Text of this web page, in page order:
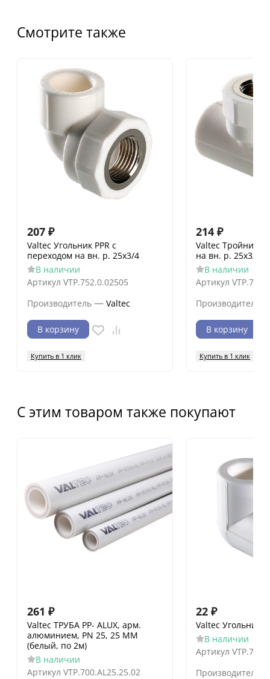
Смотрите также
207 ₽
Valtec Угольник PPR с
переходом на вн. р. 25х3/4
В наличии
Артикул VTP.752.0.02505
Производитель — Valtec
В корзину
Купить в 1 клик
214 ₽
Valtec Тройник
на вн. р. 25х3/4
В наличии
Артикул
Производитель
В корзину
Купить в 1 клик
С этим товаром также покупают
261 ₽
Valtec ТРУБА PP- ALUX, арм.
алюминием, PN 25, 25 MM
(белый, по 2м)
В наличии
Артикул VTP.700.AL25.25.02
22 ₽
Valtec Угольник
В наличии
Артикул
Производитель